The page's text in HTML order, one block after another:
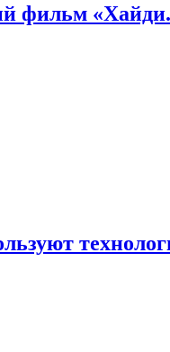
фильм